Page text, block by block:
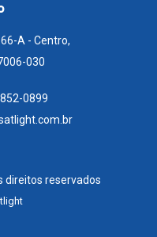
A - Centro,
030
0899
direitos reservados